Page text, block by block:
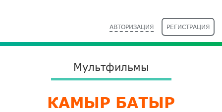
АВТОРИЗАЦИЯ РЕГИСТРАЦИЯ
Мультфильмы
КАМЫР БАТЫР